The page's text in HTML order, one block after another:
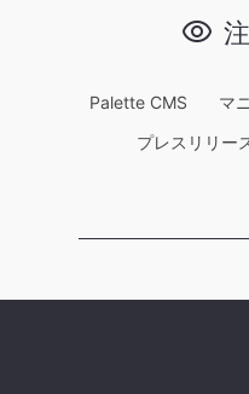
Palette CMS マ
プレスリリー